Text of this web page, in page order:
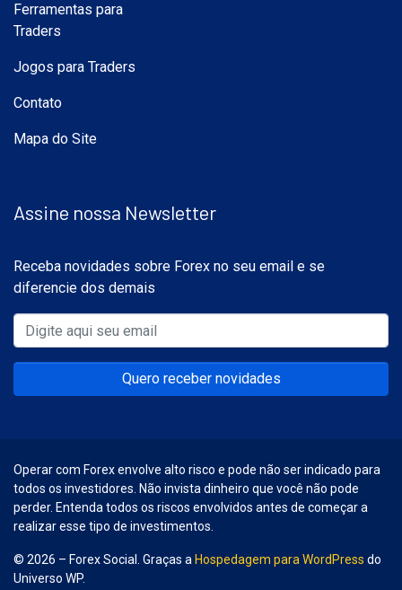
Ferramentas para
Traders
Jogos para Traders
Contato
Mapa do Site
Assine nossa Newsletter
Receba novidades sobre Forex no seu email e se
diferencie dos demais
Quero receber novidades
Operar com Forex envolve alto risco e pode não ser indicado para
todos os investidores. Não invista dinheiro que você não pode
perder. Entenda todos os riscos envolvidos antes de começar a
realizar esse tipo de investimentos.
© 2026 – Forex Social. Graças a Hospedagem para WordPress do
Universo WP.